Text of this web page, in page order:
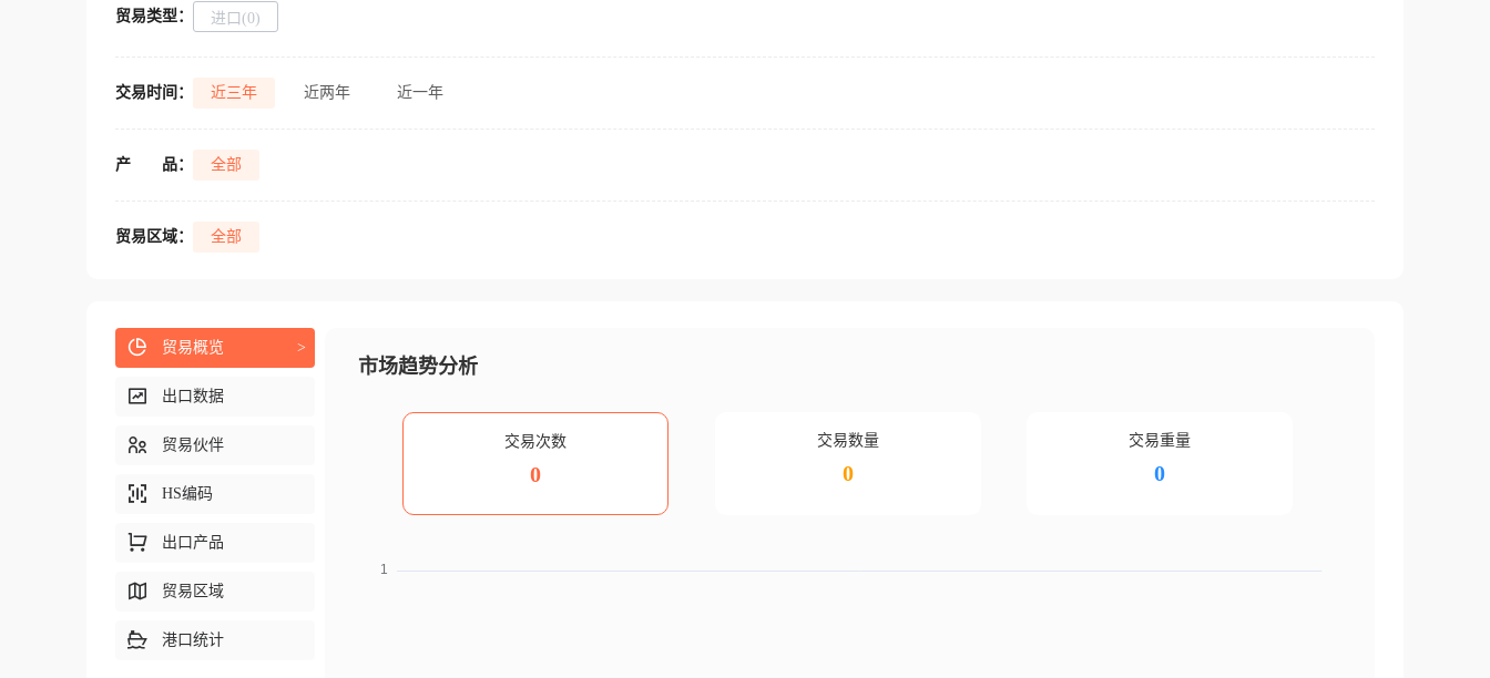
贸易类型： 进口(0)
交易时间： 近三年 近两年 近一年
产 品： 全部
贸易区域： 全部
市场趋势分析
交易次数
0
交易数量
0
交易重量
0
贸易概览 >
出口数据
贸易伙伴
HS编码
出口产品
贸易区域
港口统计